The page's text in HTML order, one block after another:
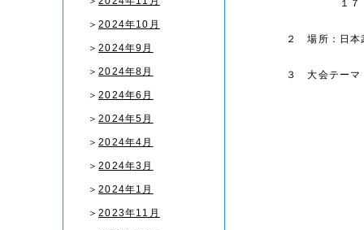
＞2024年10月
＞2024年9月
＞2024年8月
＞2024年6月
＞2024年5月
＞2024年4月
＞2024年3月
＞2024年1月
＞2023年11月
１７：１
２ 場所：日本
３ 大会テーマ